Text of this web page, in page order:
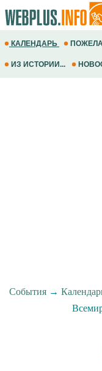
КАЛЕНДАРЬ
ИЗ ИСТОРИИ...
События→